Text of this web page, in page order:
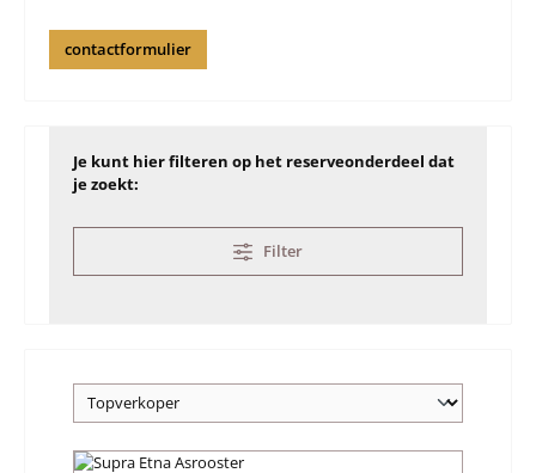
contactformulier
Je kunt hier filteren op het reserveonderdeel dat
je zoekt:
Filter